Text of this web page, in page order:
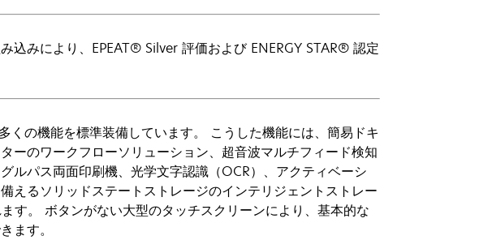
込みにより、EPEAT® Silver 評価および ENERGY STAR® 認定
の機能を標準装備しています。 こうした機能には、簡易ドキ
ーのワークフローソリューション、超音波マルチフィード検知
ルパス両面印刷機、光学文字認識（OCR）、アクティベーシ
えるソリッドステートストレージのインテリジェントストレー
す。 ボタンがない大型のタッチスクリーンにより、基本的な
ます。